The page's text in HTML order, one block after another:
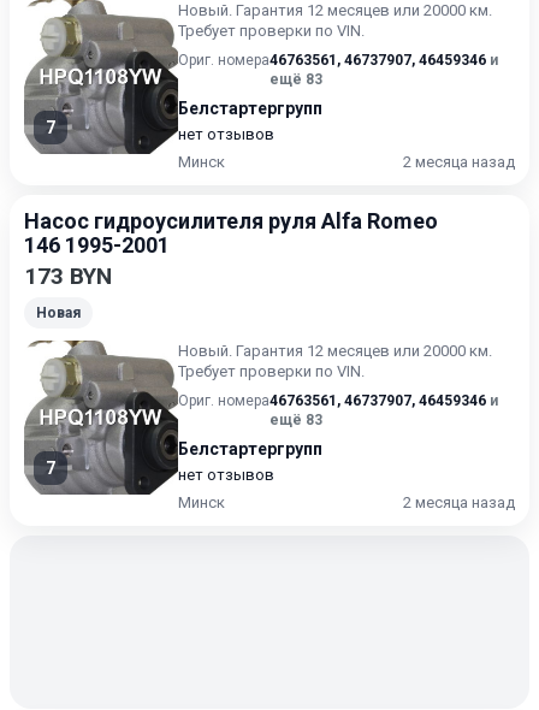
7
Новый. Гарантия 12 месяцев или 20000 км.
Требует проверки по VIN.
Ориг. номера46763561 , 46737907, 46459346 и
ещё 83
Белстартергрупп
нет отзывов
Минск
2 месяца назад
Насос гидроусилителя руля Alfa Romeo
146 1995-2001
173 BYN
Новая
7
Новый. Гарантия 12 месяцев или 20000 км.
Требует проверки по VIN.
Ориг. номера46763561 , 46737907, 46459346 и
ещё 83
Белстартергрупп
нет отзывов
Минск
2 месяца назад